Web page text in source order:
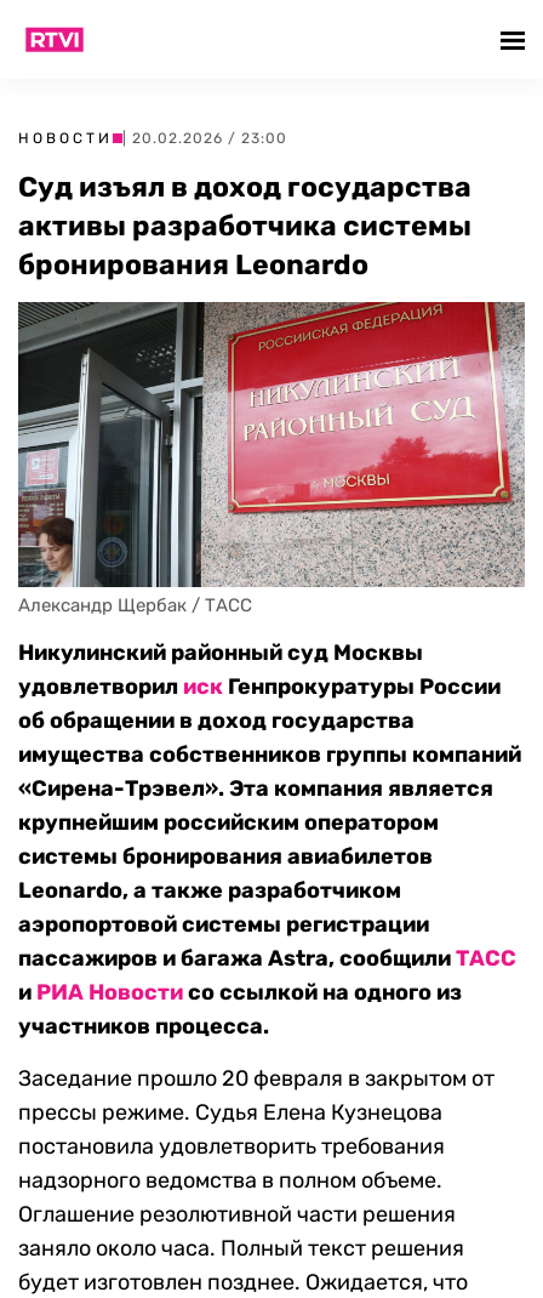
НОВОСТИ | 20.02.2026 / 23:00
Суд изъял в доход государства
активы разработчика системы
бронирования Leonardo
Александр Щербак / ТАСС
Никулинский районный суд Москвы
удовлетворил иск Генпрокуратуры России
об обращении в доход государства
имущества собственников группы компаний
«Сирена-Трэвел». Эта компания является
крупнейшим российским оператором
системы бронирования авиабилетов
Leonardo, а также разработчиком
аэропортовой системы регистрации
пассажиров и багажа Astra, сообщилиТАСС
и РИА Новостисо ссылкой на одного из
участников процесса.
Заседание прошло 20 февраля в закрытом от
прессы режиме. Судья Елена Кузнецова
постановила удовлетворить требования
надзорного ведомства в полном объеме.
Оглашение резолютивной части решения
заняло около часа. Полный текст решения
будет изготовлен позднее. Ожидается, что